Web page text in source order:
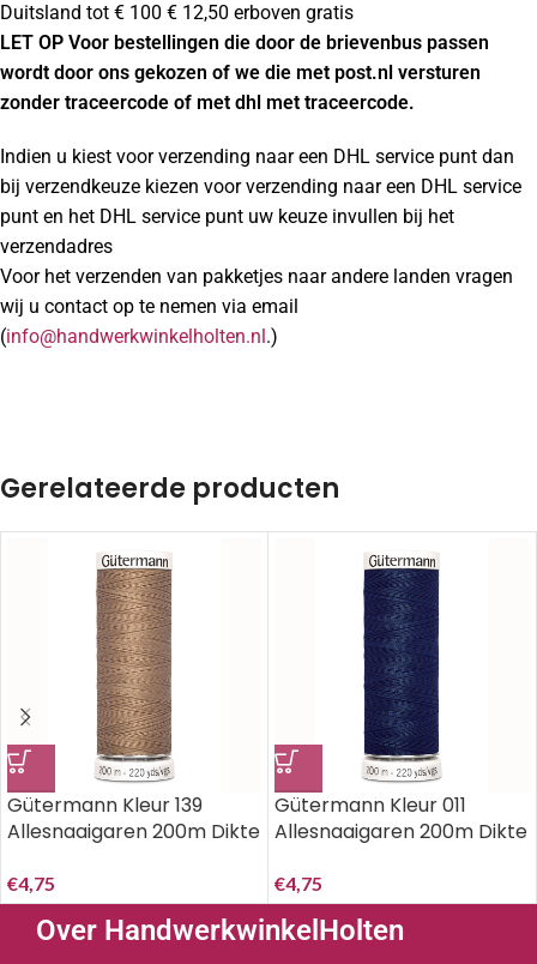
Duitsland tot € 100 € 12,50 erboven gratis
LET OP Voor bestellingen die door de brievenbus passen
wordt door ons gekozen of we die met post.nl versturen
zonder traceercode of met dhl met traceercode.
Indien u kiest voor verzending naar een DHL service punt dan
bij verzendkeuze kiezen voor verzending naar een DHL service
punt en het DHL service punt uw keuze invullen bij het
verzendadres
Voor het verzenden van pakketjes naar andere landen vragen
wij u contact op te nemen via email
(info@handwerkwinkelholten.nl.)
Gerelateerde producten
Gütermann Kleur 139
Allesnaaigaren 200m Dikte
€4,75
Gütermann Kleur 011
Allesnaaigaren 200m Dikte
€4,75
Over HandwerkwinkelHolten